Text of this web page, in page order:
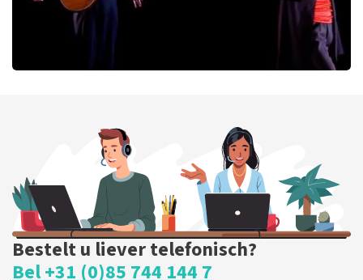
BESTEL NU
Bestelt u liever telefonisch?
Bel +31 (0)85 744 144 7